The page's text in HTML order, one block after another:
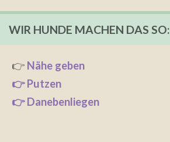
WIR HUNDE MACHEN DAS SO:
👉 Nähe geben
👉 Putzen
👉 Danebenliegen